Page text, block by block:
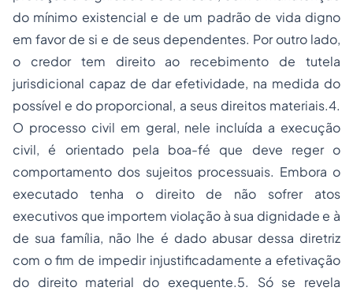
do mínimo existencial e de um padrão de vida digno
em favor de si e de seus dependentes. Por outro lado,
o credor tem direito ao recebimento de tutela
jurisdicional capaz de dar efetividade, na medida do
possível e do proporcional, a seus direitos materiais.4.
O processo civil em geral, nele incluída a execução
civil, é orientado pela boa-fé que deve reger o
comportamento dos sujeitos processuais. Embora o
executado tenha o direito de não sofrer atos
executivos que importem violação à sua dignidade e à
de sua família, não lhe é dado abusar dessa diretriz
com o fim de impedir injustificadamente a efetivação
do direito material do exequente.5. Só se revela